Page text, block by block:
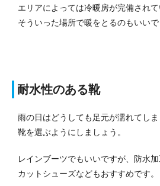
エリアによっては冷暖房が完備されて
そういった場所で暖をとるのもいいで
耐水性のある靴
雨の日はどうしても足元が濡れてし
靴を選ぶようにしましょう。
レインブーツでもいいですが、防水
カットシューズなどもおすすめです。